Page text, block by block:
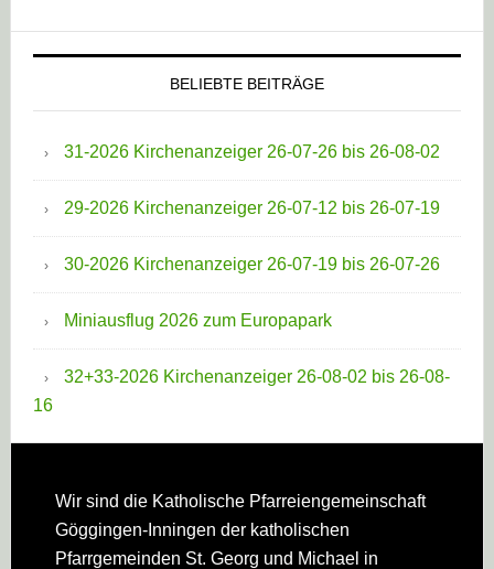
BELIEBTE BEITRÄGE
31-2026 Kirchenanzeiger 26-07-26 bis 26-08-02
29-2026 Kirchenanzeiger 26-07-12 bis 26-07-19
30-2026 Kirchenanzeiger 26-07-19 bis 26-07-26
Miniausflug 2026 zum Europapark
32+33-2026 Kirchenanzeiger 26-08-02 bis 26-08-
16
Footer
Wir sind die Katholische Pfarreien­gemeinschaft
Göggingen-Inningen der katholischen
Pfarrgemeinden St. Georg und Michael in